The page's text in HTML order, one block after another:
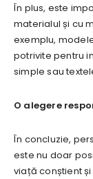
În plus, este
materialul și cu
exemplu,
potrivite pentru
simple sau
O alegere
În concluzie,
este nu doar
viață conștient